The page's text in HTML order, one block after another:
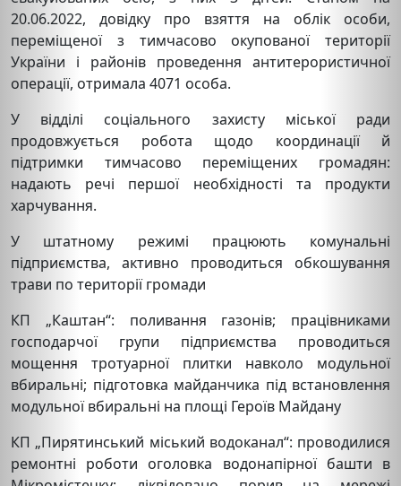
20.06.2022, довідку про взяття на облік особи,
переміщеної з тимчасово окупованої території
України і районів проведення антитерористичної
операції, отримала 4071 особа.
У відділі соціального захисту міської ради
продовжується робота щодо координації й
підтримки тимчасово переміщених громадян:
надають речі першої необхідності та продукти
харчування.
У штатному режимі працюють комунальні
підприємства, активно проводиться обкошування
трави по території громади
КП „Каштан“: поливання газонів; працівниками
господарчої групи підприємства проводиться
мощення тротуарної плитки навколо модульної
вбиральні; підготовка майданчика під встановлення
модульної вбиральні на площі Героїв Майдану
КП „Пирятинський міський водоканал“: проводилися
ремонтні роботи оголовка водонапірної башти в